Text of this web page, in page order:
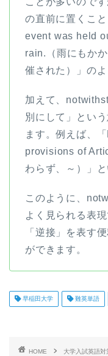
の直前に置くこ
event was held
rain.（雨にもか
催された）」の
加えて、
別にして」とい
ます。例えば、
provisions of
わらず、～）」
このように、
よく見られる表
「逆接」を表す
ができます。
早稲田大学 難英単語
HOME 大学入試英語対